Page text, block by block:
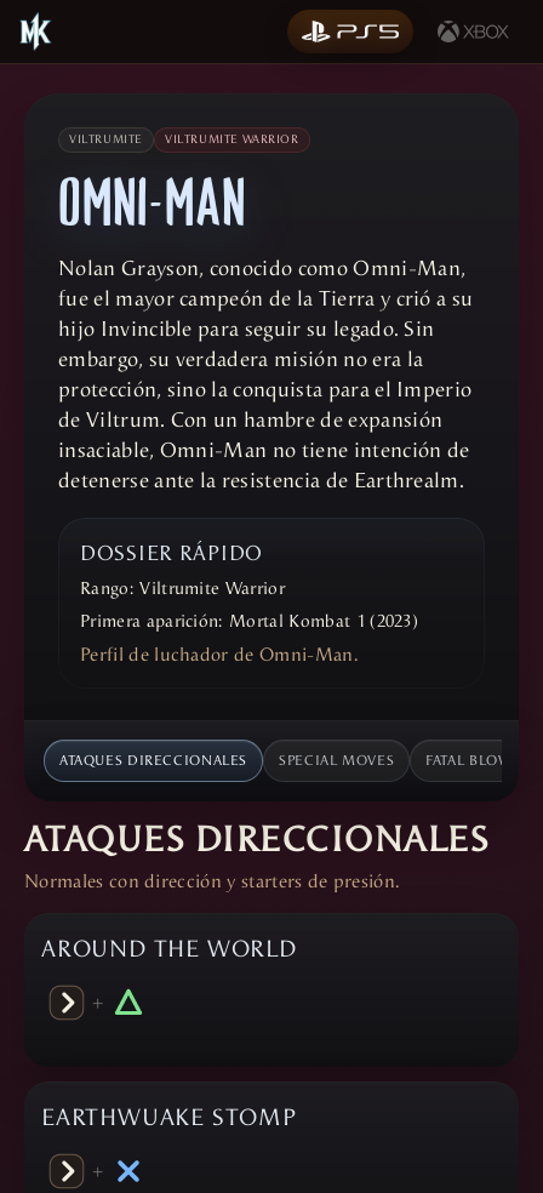
VILTRUMITE VILTRUMITE WARRIOR
OMNI-MAN
Nolan Grayson, conocido como Omni-Man,
fue el mayor campeón de la Tierra y crió a su
hijo Invincible para seguir su legado. Sin
embargo, su verdadera misión no era la
protección, sino la conquista para el Imperio
de Viltrum. Con un hambre de expansión
insaciable, Omni-Man no tiene intención de
detenerse ante la resistencia de Earthrealm.
DOSSIER RÁPIDO
Rango:Viltrumite Warrior
Primera aparición: Mortal Kombat 1 (2023)
Perfil de luchador de Omni-Man.
ATAQUES DIRECCIONALES SPECIAL MOVES FATAL BLOW
ATAQUES DIRECCIONALES
Normales con dirección y starters de presión.
AROUND THE WORLD
+
EARTHWUAKE STOMP
+